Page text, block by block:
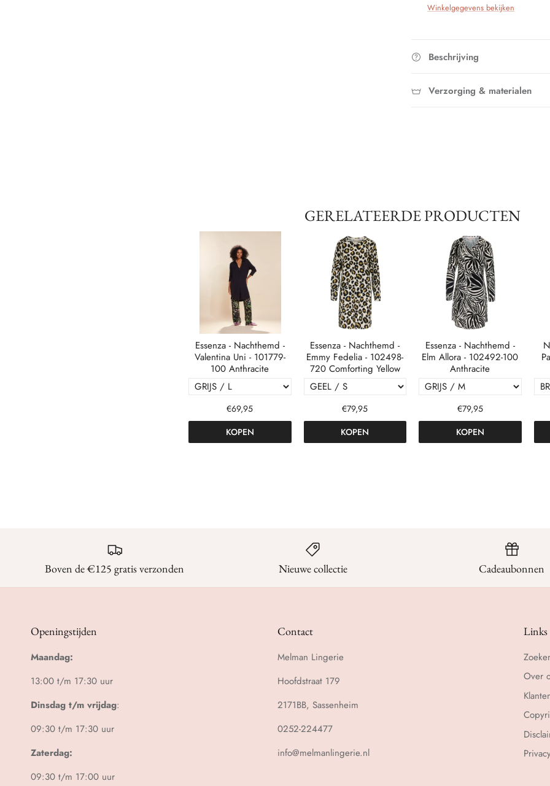
Winkelgegevens bekijken
Beschrijving
Verzorging & materialen
GERELATEERDE PRODUCTEN
Essenza - Nachthemd -
Valentina Uni - 101779-
100 Anthracite
€69,95
KOPEN
Essenza - Nachthemd -
Emmy Fedelia - 102498-
720 Comforting Yellow
€79,95
KOPEN
Essenza - Nachthemd -
Elm Allora - 102492-100
Anthracite
€79,95
KOPEN
Boven de €125 gratis verzonden Nieuwe collectie Cadeaubonnen
Openingstijden
Maandag:
13:00 t/m 17:30 uur
Dinsdag t/m vrijdag:
09:30 t/m 17:30 uur
Zaterdag:
09:30 t/m 17:00 uur
Contact
Melman Lingerie
Hoofdstraat 179
2171BB, Sassenheim
0252-224477
info@melmanlingerie.nl
Links
Over